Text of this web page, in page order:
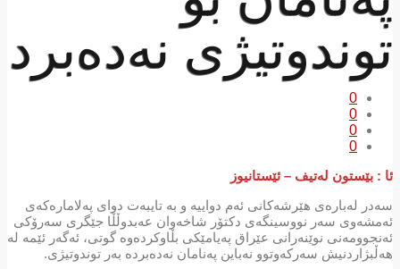
توندوتیژی نەدەبرد
0
0
0
0
ئا : بێستون لەتیف – ئێستانیوز
سەدر لەبارەی هێرشەکانی ئەم دواییە و بە تایبەت دوای پەلامارەکەی
ئەمشەوی سەر نووسینگه‌ی دكتۆر شاخەوان عەبدوڵڵا جێگری سەرۆکی
ئەنجوومەنی نوێنەرانی عێراق پەیامێکی بڵاوکردەوە گوتی، ئەگەر ئێمە لە
هەڵبژاردنیش سەرکەوتوو نەباین پەنامان نەدەبردە بەر توندوتیژی.